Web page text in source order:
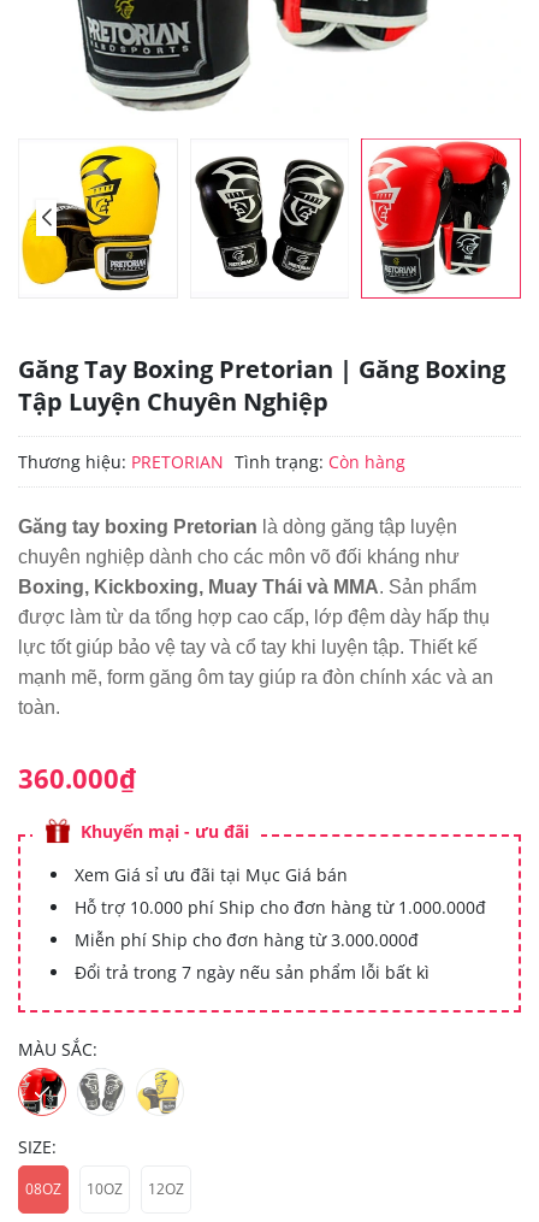
Găng Tay Boxing Pretorian | Găng Boxing
Tập Luyện Chuyên Nghiệp
Thương hiệu: PRETORIAN Tình trạng: Còn hàng
Găng tay boxing Pretorian là dòng găng tập luyện
chuyên nghiệp dành cho các môn võ đối kháng như
Boxing, Kickboxing, Muay Thái và MMA. Sản phẩm
được làm từ da tổng hợp cao cấp, lớp đệm dày hấp thụ
lực tốt giúp bảo vệ tay và cổ tay khi luyện tập. Thiết kế
mạnh mẽ, form găng ôm tay giúp ra đòn chính xác và an
toàn.
360.000₫
Khuyến mại - ưu đãi
Xem Giá sỉ ưu đãi tại Mục Giá bán
Hỗ trợ 10.000 phí Ship cho đơn hàng từ 1.000.000đ
Miễn phí Ship cho đơn hàng từ 3.000.000đ
Đổi trả trong 7 ngày nếu sản phẩm lỗi bất kì
MÀU SẮC:
SIZE:
08OZ 10OZ 12OZ